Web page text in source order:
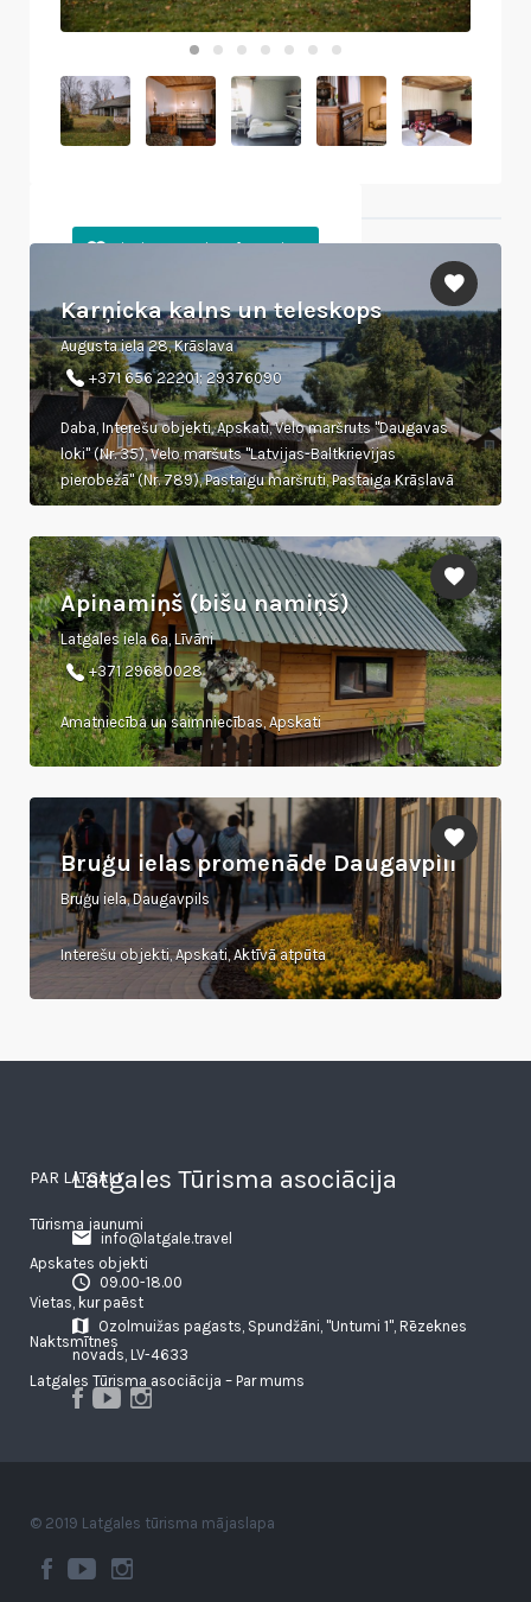
Karņicka kalns un teleskops
Augusta iela 28, Krāslava
+371 656 22201; 29376090
Daba, Interešu objekti, Apskati, Velo maršruts "Daugavas
loki" (Nr. 35), Velo maršuts "Latvijas-Baltkrievijas
pierobežā" (Nr. 789), Pastaigu maršruti, Pastaiga Krāslavā
Apinamiņš (bišu namiņš)
Latgales iela 6a, Līvāni
+371 29680028
Amatniecība un saimniecības, Apskati
Bruģu ielas promenāde Daugavpilī
Bruģu iela, Daugavpils
Interešu objekti, Apskati, Aktīvā atpūta
Latgales Tūrisma asociācija
info@latgale.travel
09.00-18.00
Ozolmuižas pagasts, Spundžāni, "Untumi 1", Rēzeknes
novads, LV-4633
PAR LATGALI
Tūrisma jaunumi
Apskates objekti
Vietas, kur paēst
Naktsmītnes
Latgales Tūrisma asociācija – Par mums
© 2019 Latgales tūrisma mājaslapa